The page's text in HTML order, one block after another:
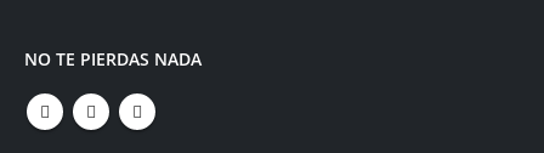
NO TE PIERDAS NADA